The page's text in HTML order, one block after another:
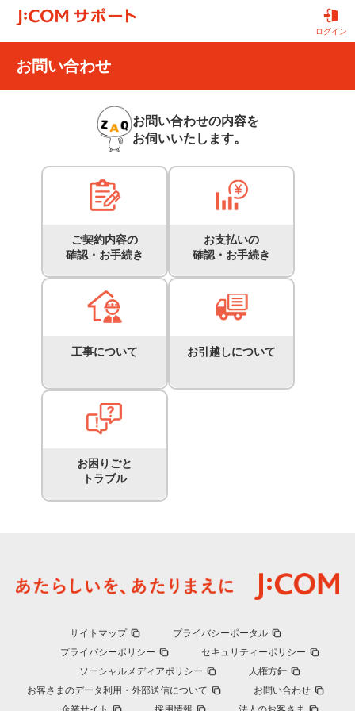
ログイン
お問い合わせ
お問い合わせの内容を
お伺いいたします。
ご契約内容の
確認・お手続き
お支払いの
確認・お手続き
工事について お引越しについて
お困りごと
トラブル
サイトマップ
プライバシーポータル
プライバシーポリシー
セキュリティーポリシー
ソーシャルメディアポリシー
人権方針
お客さまのデータ利用・外部送信について
お問い合わせ